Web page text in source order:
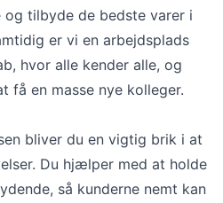
tilbyde de bedste varer i
er vi en arbejdsplads
hvor alle kender alle, og
få en masse nye kolleger.
bliver du en vigtig brik i at
Du hjælper med at holde
så kunderne nemt kan